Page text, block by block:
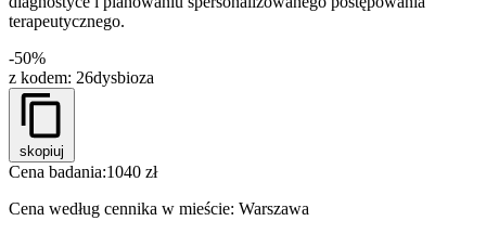
terapeutycznego.
-50%
z kodem: 26dysbioza
skopiuj
Cena badania:1040 zł
Cena według cennika w mieście: Warszawa